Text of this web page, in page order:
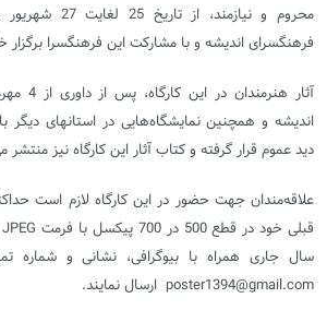
محروم و
فرهنگسرای اندیشه و با مشارکت این فرهنگسرا
آثار
اندیشه و همچنین نمایشگاه‌هایی در استانهای
دید عموم قرار گرفته و کتاب آثار این کارگاه نیز
علاقه‌مندان جهت حضور در این کارگاه لازم است
قبلی خود در قطع 500 در 700 پیکسل با فرمت
JPEG
سال جاری همراه با بیوگرافی، نشانی و شماره
poster1394@gmail.com ارسال نمایند.